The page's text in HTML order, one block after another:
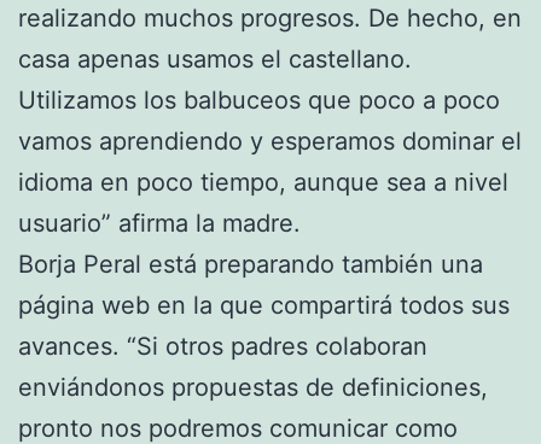
realizando muchos progresos. De hecho, en
casa apenas usamos el castellano.
Utilizamos los balbuceos que poco a poco
vamos aprendiendo y esperamos dominar el
idioma en poco tiempo, aunque sea a nivel
usuario” afirma la madre.
Borja Peral está preparando también una
página web en la que compartirá todos sus
avances. “Si otros padres colaboran
enviándonos propuestas de definiciones,
pronto nos podremos comunicar como